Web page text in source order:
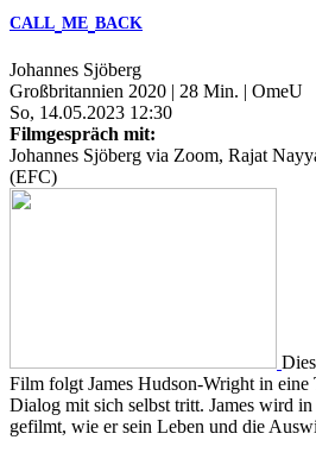
CALL ME BACK
Johannes Sjöberg
Großbritannien 2020 | 28 Min. | OmeU
So, 14.05.2023 12:30
Filmgespräch mit:
Johannes Sjöberg via Zoom, Rajat
(EFC)
Film folgt James Hudson-Wright in eine
Dialog mit sich selbst tritt. James wird
gefilmt, wie er sein Leben und die